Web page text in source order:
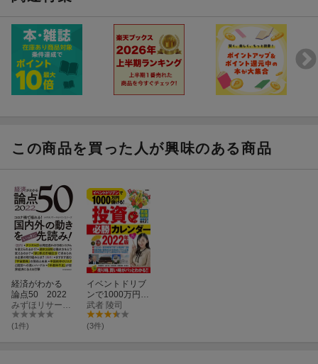
この商品を買った人が興味のある商品
経済がわかる
論点50 2022
みずほリサーチ＆テクノロジーズ
(1件)
イベントドリブ
ンで1000万円儲
ける! 投資必勝カ
レンダー2022年
版
武者 陵司
(3件)